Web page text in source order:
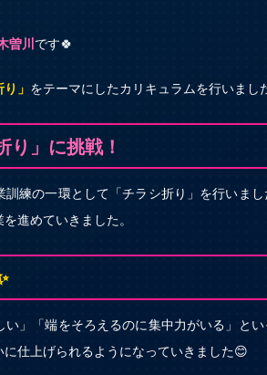
曽川です🍀
」 をテーマにしたカリキュラムを行いまし
り」に挑戦！
練の一環として「チラシ折り」を行いま
進めていきました。
」「端をそろえるのに集中力がいる」と
仕上げられるようになっていきました😊